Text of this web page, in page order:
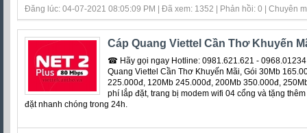
Đăng lúc: 04-07-2021 08:05:09 PM | Đã xem: 1352 | Phản hồi: 0 | Chuyên
Cáp Quang Viettel Cần Thơ Khuyến
☎ Hãy gọi ngay Hotline: 0981.621.621 -
Quang Viettel Cần Thơ Khuyến Mãi, Gói 30Mb
225.000đ, 120Mb 245.000đ, 200Mb 350.000đ,
phí lắp đặt, trang bị modem wifi 04 cổng và tặng
đặt nhanh chóng trong 24h.